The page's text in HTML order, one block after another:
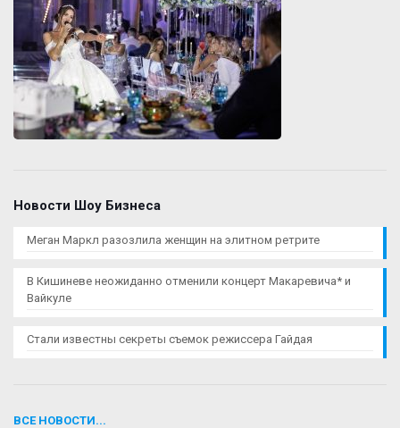
Новости Шоу Бизнеса
Меган Маркл разозлила женщин на элитном ретрите
В Кишиневе неожиданно отменили концерт Макаревича* и
Вайкуле
Стали известны секреты съемок режиссера Гайдая
ВСЕ НОВОСТИ...